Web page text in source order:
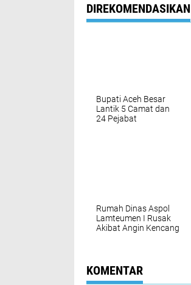
DIREKOMENDASIKAN
Bupati Aceh Besar
Lantik 5 Camat dan
24 Pejabat
Rumah Dinas Aspol
Lamteumen I Rusak
Akibat Angin Kencang
Lokasi
KOMENTAR